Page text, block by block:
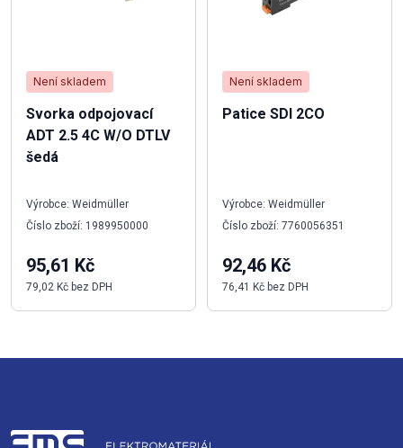
Není skladem
Svorka odpojovací
ADT 2.5 4C W/O DTLV
šedá
Výrobce: Weidmüller
Číslo zboží: 1989950000
95,61 Kč
79,02 Kč bez DPH
Není skladem
Patice SDI 2CO
Výrobce: Weidmüller
Číslo zboží: 7760056351
92,46 Kč
76,41 Kč bez DPH